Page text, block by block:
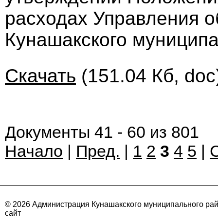
расходах Управления
Кунашакского
Скачать (151.04 Кб,
Документы 41 - 60 из 801
Начало | Пред. | 1 2 3 4 5 |
© 2026 Администрация Кунашакского муниципального
сайт